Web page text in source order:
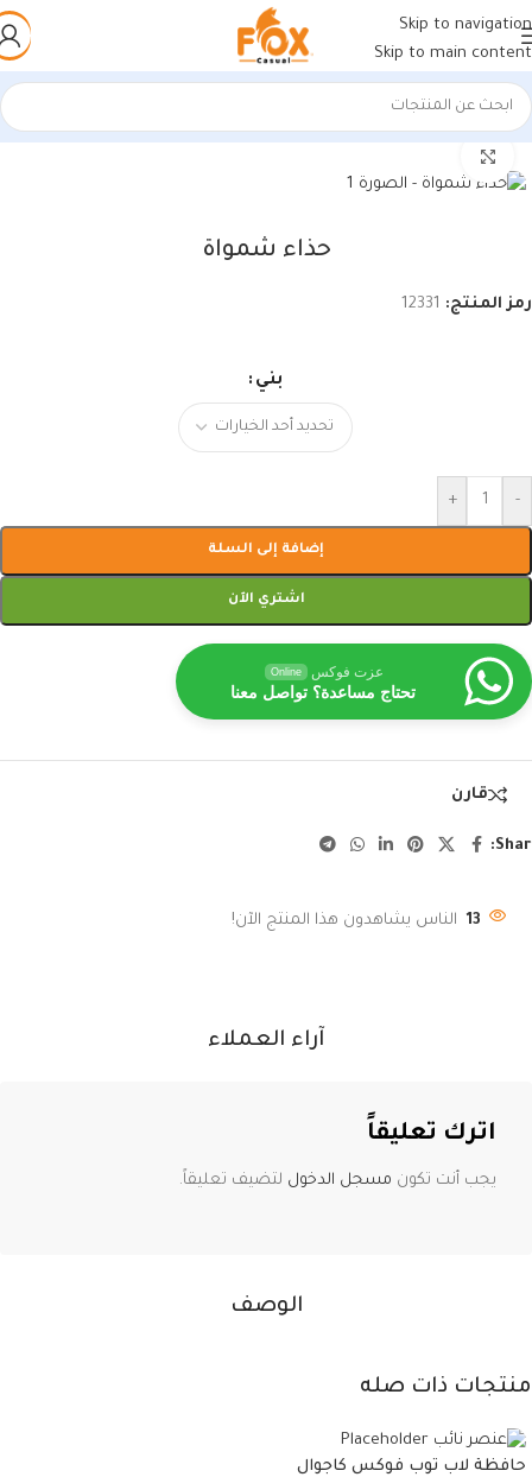
Skip to navigation
Skip to main content
الرئيسية/أحذية رجالي/أحذية رجالي
حذاء شمواة
رمز المنتج: 12331
بني
-
+
إضافة إلى السلة
اشتري الآن
عزت فوكس Online
تحتاج مساعدة؟ تواصل معنا
قارن
13 الناس يشاهدون هذا المنتج الآن!
الوصف
آراء العملاء
اترك تعليقاً
يجب أنت تكون مسجل الدخول لتضيف تعليقاً.
منتجات ذات صله
حافظة لاب توب فوكس كاجوال